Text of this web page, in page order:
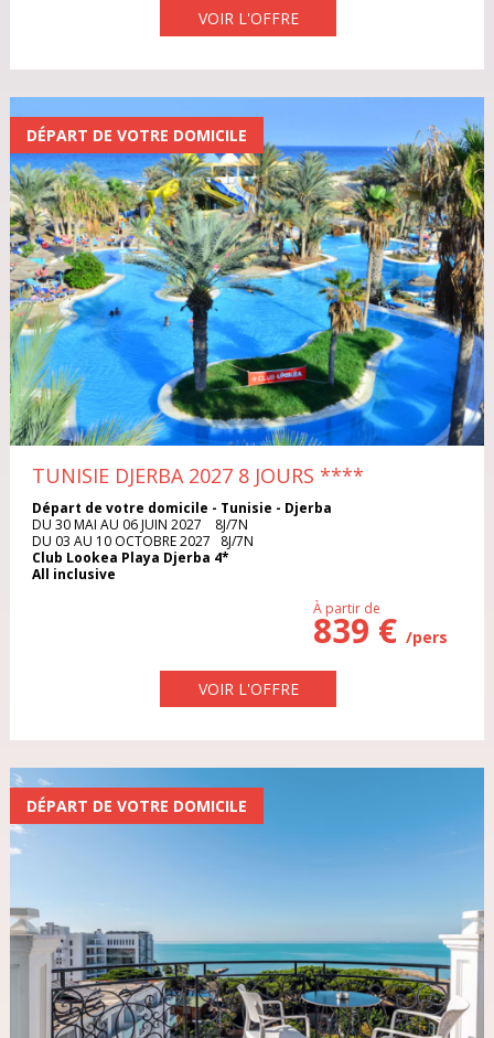
MAROC
POLOGNE
PORTUGAL
RÉPUBLIQUE DOMINICAINE
RÉPUBLIQUE TCHÈQUE
RHODES
SARDAIGNE
SÉNÉGAL
SRI LANKA
TUNISIE
VOIR L'OFFRE
TUNISIE DJERBA 2027 8 JOURS ****
Départ de votre domicile - Tunisie - Djerba
DU 30 MAI AU 06 JUIN 2027 8J/7N
DU 03 AU 10 OCTOBRE 2027 8J/7N
Club Lookea Playa Djerba 4*
All inclusive
À partir de
839 €/pers
VOIR L'OFFRE
DÉPART DE VOTRE DOMICILE
DÉPART DE VOTRE DOMICILE
Thaïlande
Turquie Vietnam
TYPE DE VOYAGE
Séjour Circuit
Croisière Week-end
Circuit Séjour
MOIS DE DÉPART
De 1 à 2 jours
De 6 à 8 jours
De 9 à 12 jours